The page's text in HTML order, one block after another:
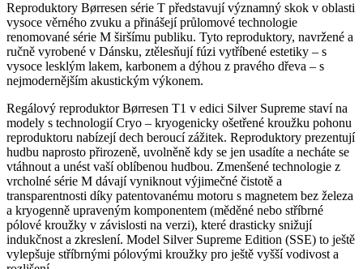
Reproduktory Børresen série T představují významný skok v oblasti
vysoce věrného zvuku a přinášejí průlomové technologie
renomované série M širšímu publiku. Tyto reproduktory, navržené a
ručně vyrobené v Dánsku, ztělesňují fúzi vytříbené estetiky – s
vysoce lesklým lakem, karbonem a dýhou z pravého dřeva – s
nejmodernějším akustickým výkonem.
Regálový reproduktor Børresen T1 v edici Silver Supreme staví na
modely s technologií Cryo – kryogenicky ošetřené kroužku pohonu
reproduktoru nabízejí dech beroucí zážitek. Reproduktory prezentují
hudbu naprosto přirozeně, uvolněně kdy se jen usadíte a necháte se
vtáhnout a unést vaší oblíbenou hudbou. Zmenšené technologie z
vrcholné série M dávají vyniknout výjimečné čistotě a
transparentnosti díky patentovanému motoru s magnetem bez železa
a kryogenně upraveným komponentem (měděné nebo stříbrné
pólové kroužky v závislosti na verzi), které drasticky snižují
indukčnost a zkreslení. Model Silver Supreme Edition (SSE) to ještě
vylepšuje stříbrnými pólovými kroužky pro ještě vyšší vodivost a